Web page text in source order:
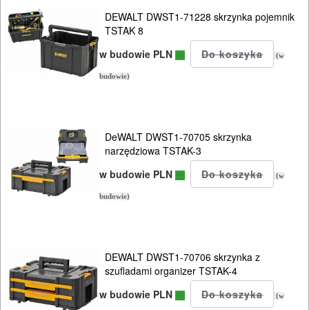
ELEKTRONARZĘDZIA
AKUMULATOROWE
OSPRZĘT
DEWALT DWST1-71228 skrzynka pojemnik
TSTAK 8
w budowie PLN
(w
budowie)
DeWALT DWST1-70705 skrzynka
narzędziowa TSTAK-3
w budowie PLN
(w
budowie)
DEWALT DWST1-70706 skrzynka z
szufladami organizer TSTAK-4
w budowie PLN
(w